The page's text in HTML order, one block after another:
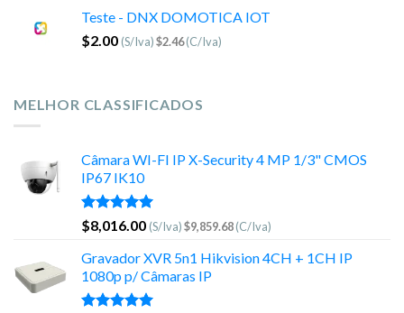
Teste - DNX DOMOTICA IOT
$2.00 (S/Iva)$2.46(C/Iva)
MELHOR CLASSIFICADOS
Câmara WI-FI IP X-Security 4 MP 1/3" CMOS
IP67 IK10
Avaliação
5.00
$8,016.00 (S/Iva)$9,859.68(C/Iva)
Gravador XVR 5n1 Hikvision 4CH + 1CH IP
1080p p/ Câmaras IP